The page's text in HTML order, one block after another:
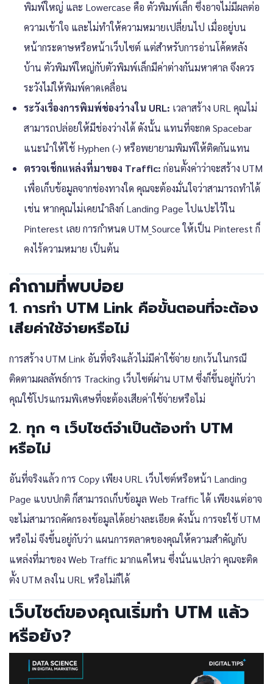
พิมพ์ใหญ่ และ Lowercase คือ ตัวพิมพ์เล็ก ซึ่งอาจไม่มีผลต่อ
ความเข้าใจ และไม่ทำให้ความหมายเปลี่ยนไป เมื่ออยู่บน
หน้ากระดาษหรือหน้าเว็บไซต์ แต่สำหรับการอ่านโค้ดหลัง
บ้าน ตัวพิมพ์ใหญ่กับตัวพิมพ์เล็กมีค่าต่างกันมหาศาล จึงควร
ระวังไม่ให้พิมพ์คาดเคลื่อน
ระวังเรื่องการพิมพ์ช่องว่างใน URL: เวลาสร้าง URL คุณไม่
สามารถปล่อยให้มีช่องว่างได้ ดังนั้น แทนที่จะกด Spacebar
แนะนำให้ใช้ Hyphen (-) หรือพยายามพิมพ์ให้ติดกันแทน
ตรวจเช็กแหล่งที่มาของ Traffic: ก่อนตั้งค่าว่าจะสร้าง UTM
เพื่อเก็บข้อมูลจากช่องทางใด คุณจะต้องมั่นใจว่าสามารถทำได้
เช่น หากคุณไม่เคยนำลิงก์ Landing Page ไปแปะไว้ใน
Pinterest เลย การกำหนด UTM_Source ให้เป็น Pinterest ก็
คงไร้ความหมาย เป็นต้น
คำถามที่พบบ่อย
1. การทำ UTM Link คือขั้นตอนที่จะต้อง
เสียค่าใช้จ่ายหรือไม่
การสร้าง UTM Link อันที่จริงแล้วไม่มีค่าใช้จ่าย ยกเว้นในกรณี
ติดตามผลลัพธ์การ Tracking เว็บไซต์ผ่าน UTM ซึ่งก็ขึ้นอยู่กับว่า
คุณใช้โปรแกรมพิเศษที่จะต้องเสียค่าใช้จ่ายหรือไม่
2. ทุก ๆ เว็บไซต์จำเป็นต้องทำ UTM
หรือไม่
อันที่จริงแล้ว การ Copy เพียง URL เว็บไซต์หรือหน้า Landing
Page แบบปกติ ก็สามารถเก็บข้อมูล Web Traffic ได้ เพียงแต่อาจ
จะไม่สามารถคัดกรองข้อมูลได้อย่างละเอียด ดังนั้น การจะใช้ UTM
หรือไม่ จึงขึ้นอยู่กับว่า แผนการตลาดของคุณให้ความสำคัญกับ
แหล่งที่มาของ Web Traffic มากแค่ไหน ซึ่งนั่นแปลว่า คุณจะติด
ตั้ง UTM ลงใน URL หรือไม่ก็ได้
เว็บไซต์ของคุณเริ่มทำ UTM แล้ว
หรือยัง?